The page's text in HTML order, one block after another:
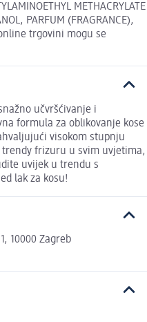
METHACRYLATE
PARFUM (FRAGRANCE),
trgovini mogu se
učvršćivanje i
formula za oblikovanje kose
visokom stupnju
trendy frizuru u svim uvjetima,
uvijek u trendu s
lak za kosu!
10000 Zagreb